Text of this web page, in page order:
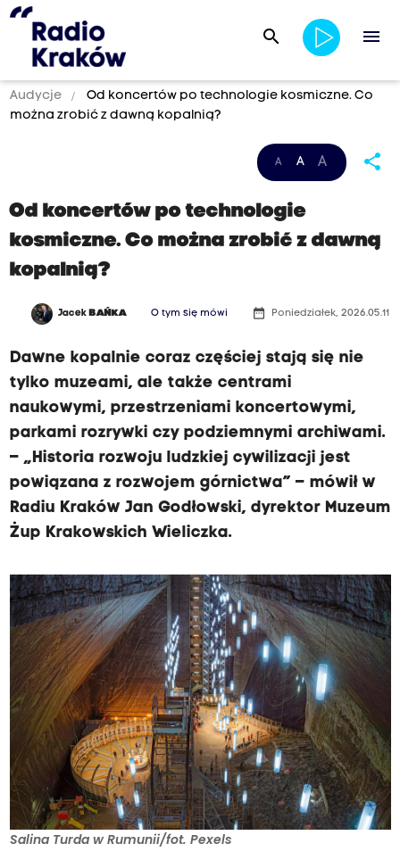
search menu
Audycje
Od koncertów po technologie kosmiczne. Co
można zrobić z dawną kopalnią?
A A A share
Od koncertów po technologie
kosmiczne. Co można zrobić z dawną
kopalnią?
Jacek BAŃKA O tym się mówi date_range Poniedziałek, 2026.05.11
Dawne kopalnie coraz częściej stają się nie
tylko muzeami, ale także centrami
naukowymi, przestrzeniami koncertowymi,
parkami rozrywki czy podziemnymi archiwami.
– „Historia rozwoju ludzkiej cywilizacji jest
powiązana z rozwojem górnictwa” – mówił w
Radiu Kraków Jan Godłowski, dyrektor Muzeum
Żup Krakowskich Wieliczka.
Salina Turda w Rumunii/fot. Pexels